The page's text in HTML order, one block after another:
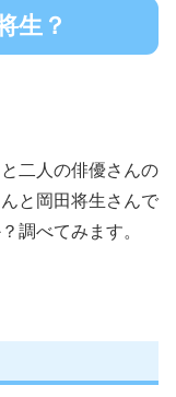
生？
二人の俳優さんの
と岡田将生さんで
調べてみます。